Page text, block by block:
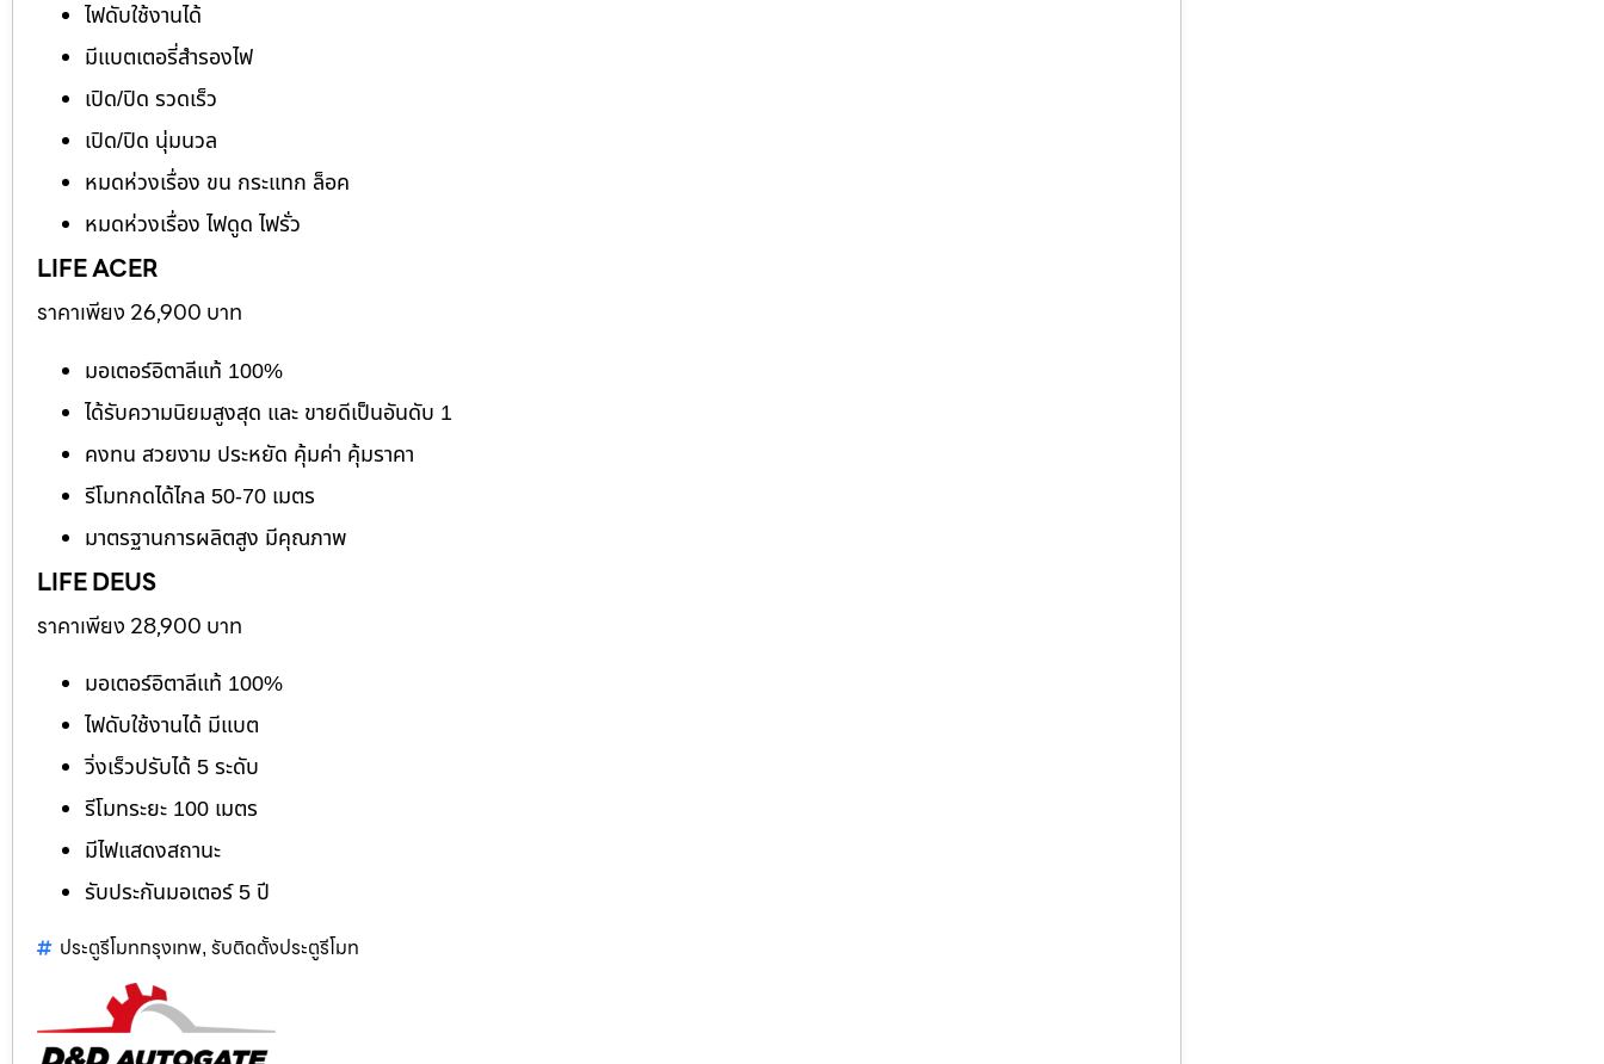
ไฟดับใช้งานได้
มีแบตเตอรี่สำรองไฟ
เปิด/ปิด รวดเร็ว
เปิด/ปิด นุ่มนวล
หมดห่วงเรื่อง ขน กระแทก ล็อค
หมดห่วงเรื่อง ไฟดูด ไฟรั่ว
LIFE ACER
ราคาเพียง 26,900 บาท
มอเตอร์อิตาลีแท้ 100%
ได้รับความนิยมสูงสุด และ ขายดีเป็นอันดับ 1
คงทน สวยงาม ประหยัด คุ้มค่า คุ้มราคา
รีโมทกดได้ไกล 50-70 เมตร
มาตรฐานการผลิตสูง มีคุณภาพ
LIFE DEUS
ราคาเพียง 28,900 บาท
มอเตอร์อิตาลีแท้ 100%
ไฟดับใช้งานได้ มีแบต
วิ่งเร็วปรับได้ 5 ระดับ
รีโมทระยะ 100 เมตร
มีไฟแสดงสถานะ
รับประกันมอเตอร์ 5 ปี
ประตูรีโมทกรุงเทพ, รับติดตั้งประตูรีโมท